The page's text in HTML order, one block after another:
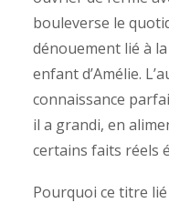
bouleverse le
dénouement lié à
enfant d’Amélie.
connaissance
il a grandi, en
certains faits réels
Pourquoi ce titre lié